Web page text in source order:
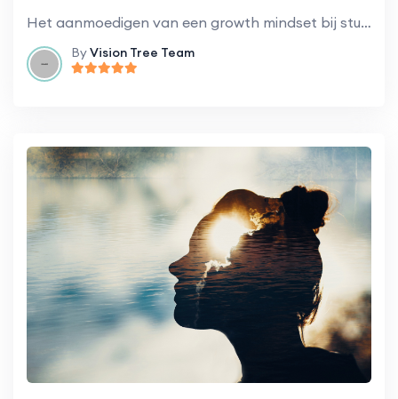
Het aanmoedigen van een growth mindset bij studenten om het leren en de ontwikkeling te bevorderen.
ByVision Tree Team